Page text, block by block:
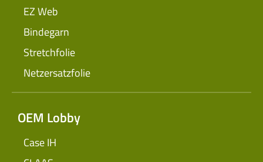
EZ Web
Bindegarn
Stretchfolie
Netzersatzfolie
OEM Lobby
Case IH